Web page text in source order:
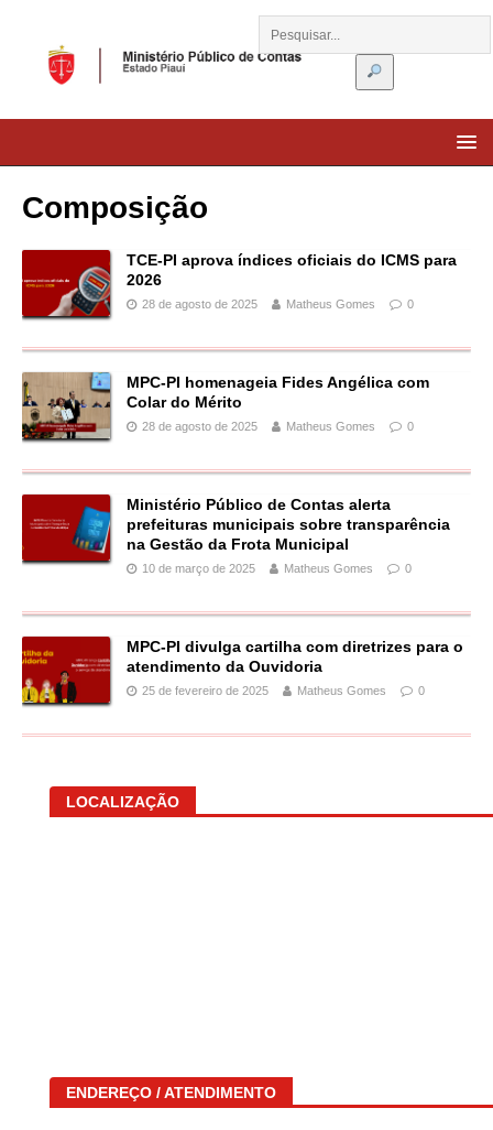
Composição
TCE-PI aprova índices oficiais do ICMS para
2026
28 de agosto de 2025 Matheus Gomes 0
MPC-PI homenageia Fides Angélica com
Colar do Mérito
28 de agosto de 2025 Matheus Gomes 0
Ministério Público de Contas alerta
prefeituras municipais sobre transparência
na Gestão da Frota Municipal
10 de março de 2025 Matheus Gomes 0
MPC-PI divulga cartilha com diretrizes para o
atendimento da Ouvidoria
25 de fevereiro de 2025 Matheus Gomes 0
LOCALIZAÇÃO
ENDEREÇO / ATENDIMENTO